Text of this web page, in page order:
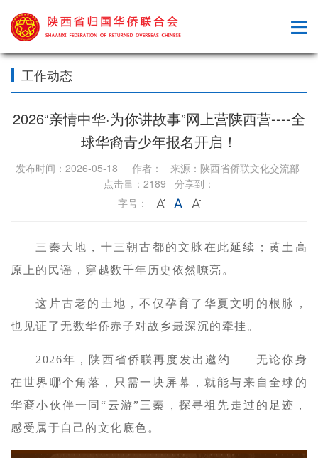
工作动态
2026“亲情中华·为你讲故事”网上营陕西营----全
球华裔青少年报名开启！
发布时间：2026-05-18 作者： 来源：陕西省侨联文化交流部
点击量：2189 分享到：
字号：
三秦大地，十三朝古都的文脉在此延续；黄土高
原上的民谣，穿越数千年历史依然嘹亮。
这片古老的土地，不仅孕育了华夏文明的根脉，
也见证了无数华侨赤子对故乡最深沉的牵挂。
2026年，陕西省侨联再度发出邀约——无论你身
在世界哪个角落，只需一块屏幕，就能与来自全球的
华裔小伙伴一同“云游”三秦，探寻祖先走过的足迹，
感受属于自己的文化底色。